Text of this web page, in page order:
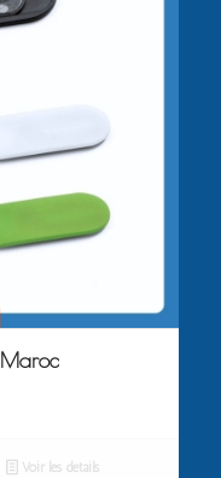
Voir les détails